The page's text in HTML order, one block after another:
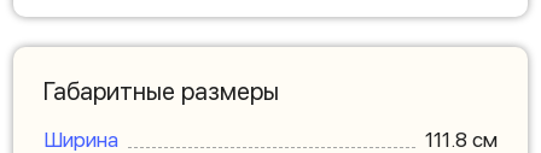
Габаритные размеры
Ширина
111.8 см